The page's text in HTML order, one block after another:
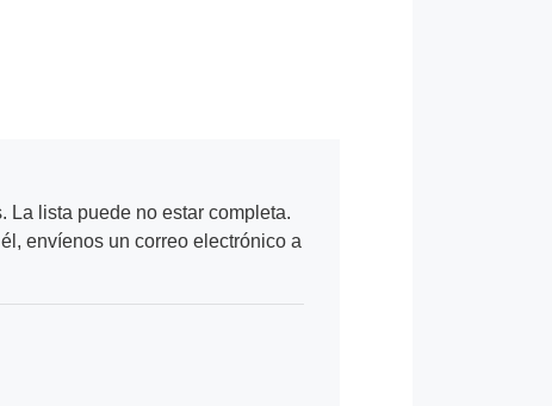
La lista puede no estar completa.
envíenos un correo electrónico a